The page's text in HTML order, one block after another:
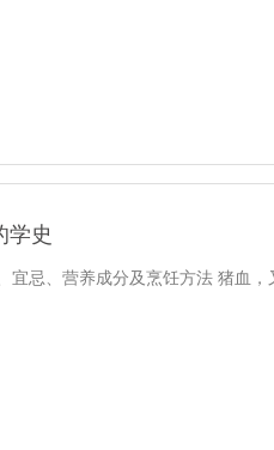
学史
宜忌、营养成分及烹饪方法 猪血